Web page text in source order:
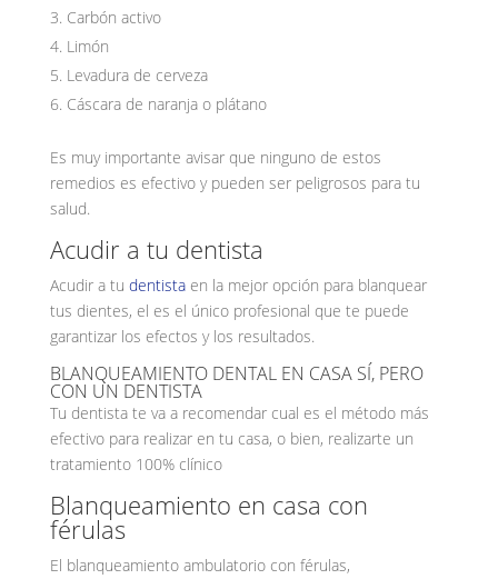
Carbón activo
Limón
Levadura de cerveza
Cáscara de naranja o plátano
Es muy importante avisar que ninguno de estos
remedios es efectivo y pueden ser peligrosos para tu
salud.
Acudir a tu dentista
Acudir a tu dentistaen la mejor opción para blanquear
tus dientes, el es el único profesional que te puede
garantizar los efectos y los resultados.
BLANQUEAMIENTO DENTAL EN CASA SÍ, PERO
CON UN DENTISTA
Tu dentista te va a recomendar cual es el método más
efectivo para realizar en tu casa, o bien, realizarte un
tratamiento 100% clínico
Blanqueamiento en casa con
férulas
El blanqueamiento ambulatorio con férulas,